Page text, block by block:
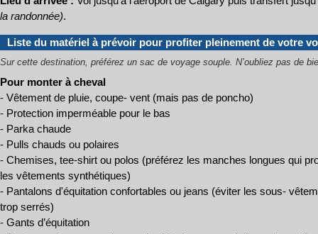
la randonnée).
Liste du matériel à prévoir pour profiter pleinement de votre
Sur cette destination, préférez un sac de voyage souple. N’oubliez pas de
Pour monter à cheval
- Vêtement de pluie, coupe- vent (mais pas de poncho)
- Protection imperméable pour le bas
- Parka chaude
- Pulls chauds ou polaires
- Chemises, tee-shirt ou polos (préférez les manches longues qui
les vêtements synthétiques)
- Pantalons d'équitation confortables ou jeans (éviter les sous-
trop serrés)
- Gants d’équitation